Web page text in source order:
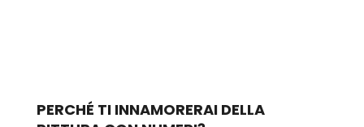
PERCHÉ TI INNAMORERAI DELLA